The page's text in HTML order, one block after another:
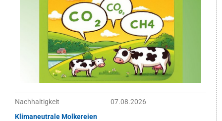
Nachhaltigkeit
07.08.2026
Klimaneutrale Molkereien